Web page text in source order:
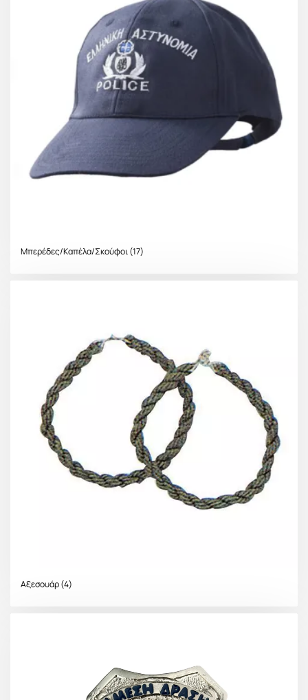
Μπερέδες/Καπέλα/Σκούφοι(17)
Αξεσουάρ(4)